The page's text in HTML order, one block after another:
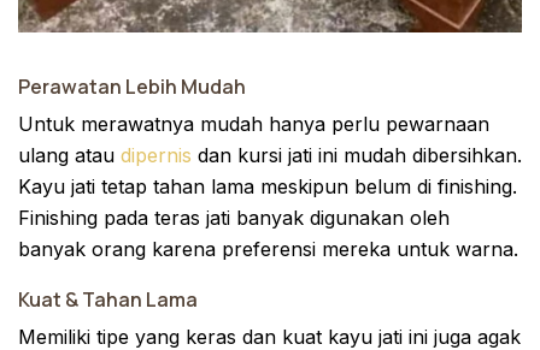
Perawatan Lebih Mudah
Untuk merawatnya mudah hanya perlu pewarnaan
ulang atau dipernis dan kursi jati ini mudah dibersihkan.
Kayu jati tetap tahan lama meskipun belum di finishing.
Finishing pada teras jati banyak digunakan oleh
banyak orang karena preferensi mereka untuk warna.
Kuat & Tahan Lama
Memiliki tipe yang keras dan kuat kayu jati ini juga agak